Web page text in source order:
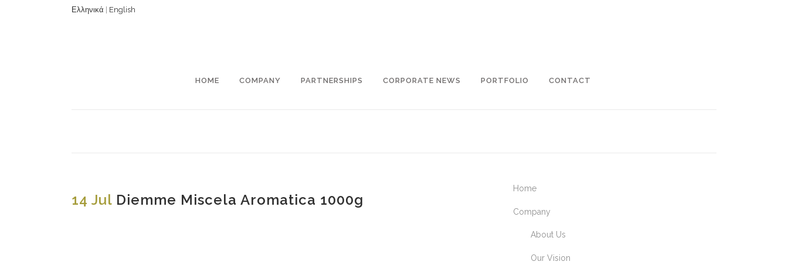
Ελληνικά English
HOME COMPANY PARTNERSHIPS CORPORATE NEWS PORTFOLIO CONTACT
14 Jul Diemme Miscela Aromatica 1000g
Home
Company
About Us
Our Vision